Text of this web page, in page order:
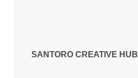
SANTORO CREATIVE HUB